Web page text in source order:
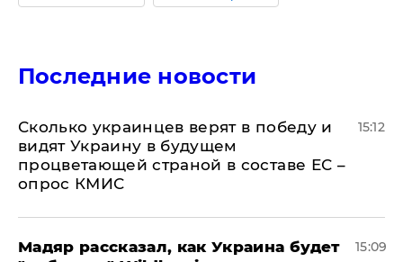
Последние новости
Сколько украинцев верят в победу и
видят Украину в будущем
процветающей страной в составе ЕС –
опрос КМИС
15:12
Мадяр рассказал, как Украина будет
15:09